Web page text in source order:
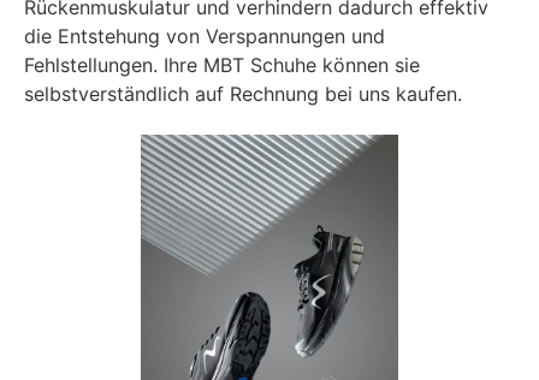
Rückenmuskulatur und verhindern dadurch effektiv
die Entstehung von Verspannungen und
Fehlstellungen. Ihre MBT Schuhe können sie
selbstverständlich auf Rechnung bei uns kaufen.